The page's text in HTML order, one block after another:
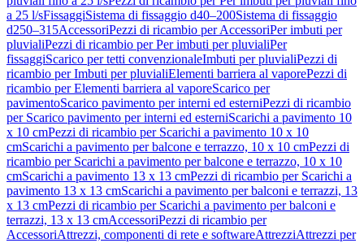
a 25 l/sFissaggiSistema di fissaggio d40–200Sistema di fissaggio
d250–315AccessoriPezzi di ricambio per AccessoriPer imbuti per
pluvialiPezzi di ricambio per Per imbuti per pluvialiPer
fissaggiScarico per tetti convenzionaleImbuti per pluvialiPezzi di
ricambio per Imbuti per pluvialiElementi barriera al vaporePezzi di
ricambio per Elementi barriera al vaporeScarico per
pavimentoScarico pavimento per interni ed esterniPezzi di ricambio
per Scarico pavimento per interni ed esterniScarichi a pavimento 10
x 10 cmPezzi di ricambio per Scarichi a pavimento 10 x 10
cmScarichi a pavimento per balcone e terrazzo, 10 x 10 cmPezzi di
ricambio per Scarichi a pavimento per balcone e terrazzo, 10 x 10
cmScarichi a pavimento 13 x 13 cmPezzi di ricambio per Scarichi a
pavimento 13 x 13 cmScarichi a pavimento per balconi e terrazzi, 13
x 13 cmPezzi di ricambio per Scarichi a pavimento per balconi e
terrazzi, 13 x 13 cmAccessoriPezzi di ricambio per
AccessoriAttrezzi, componenti di rete e softwareAttrezziAttrezzi per